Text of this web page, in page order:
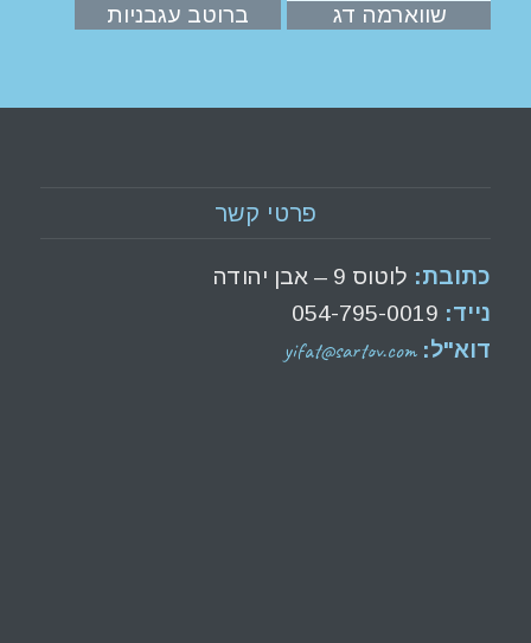
שווארמה דג
ברוטב עגבניות
פרטי קשר
כתובת: לוטוס 9 – אבן יהודה
נייד: 054-795-0019
דוא"ל:yifat@sartov.com